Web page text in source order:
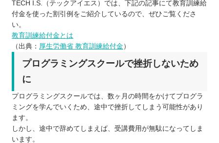
TECH I.S.（テックアイエス）では、下記の記事にて教育訓練給
付金を使った割引例をご紹介しているので、ぜひご覧くださ
い。
教育訓練給付金とは
（出典： 厚生労働省 教育訓練給付金 ）
プログラミングスクールで挫折しないため
に
プログラミングスクールでは、数ヶ月の時間をかけてプログラ
ミングを学んでいくため、途中で挫折してしまう可能性があり
ます。
しかし、途中で辞めてしまえば、受講費用が無駄になってしま
います。